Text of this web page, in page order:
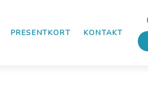
PRESENTKORT KONTAKT